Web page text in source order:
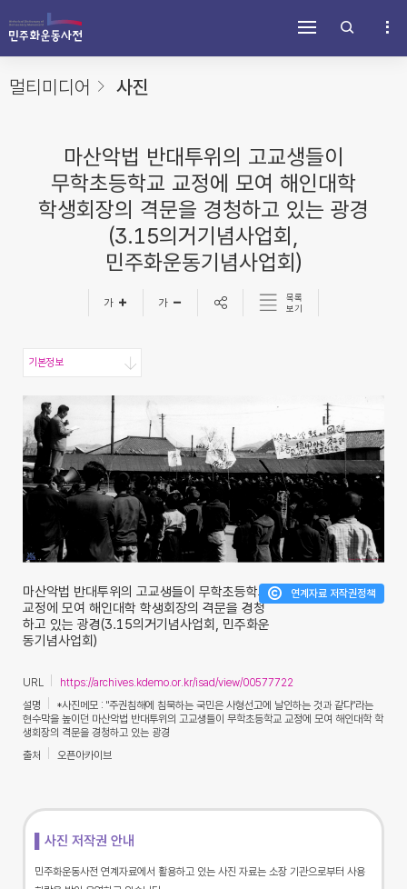
메
뉴
바
로
용
바
로
가
단
바
로
가멀티미디어 사진
마산악법 반대투위의 고교생들이
무학초등학교 교정에 모여 해인대학
학생회장의 격문을 경청하고 있는 광경
(3.15의거기념사업회,
민주화운동기념사업회)
목록
보기
기본정보
마산악법 반대투위의 고교생들이 무학초등학교
교정에 모여 해인대학 학생회장의 격문을 경청
하고 있는 광경(3.15의거기념사업회, 민주화운
동기념사업회)
연계자료 저작권정책
URL
https://archives.kdemo.or.kr/isad/view/00577722
설명
*사진메모 : "주권침해에 침묵하는 국민은 사형선고에 날인하는 것과 같다"라는
현수막을 높이던 마산악법 반대투위의 고교생들이 무학초등학교 교정에 모여 해인대학 학
생회장의 격문을 경청하고 있는 광경
출처
오픈아카이브
▌사진 저작권 안내
민주화운동사전 연계자료에서 활용하고 있는 사진 자료는 소장 기관으로부터 사용